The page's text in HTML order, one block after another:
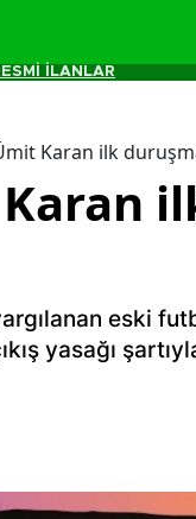
İLANLAR
Karan ilk
eski
yasağı